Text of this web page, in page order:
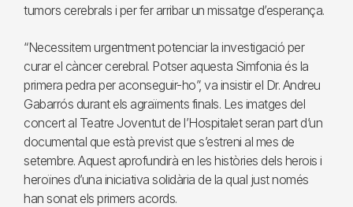
tumors cerebrals i per fer arribar un missatge d’esperança.
“Necessitem urgentment potenciar la investigació per
curar el càncer cerebral. Potser aquesta Simfonia és la
primera pedra per aconseguir-ho”, va insistir el Dr. Andreu
Gabarrós durant els agraïments finals. Les imatges del
concert al Teatre Joventut de l’Hospitalet seran part d’un
documental que està previst que s’estreni al mes de
setembre. Aquest aprofundirà en les històries dels herois i
heroïnes d’una iniciativa solidària de la qual just només
han sonat els primers acords.